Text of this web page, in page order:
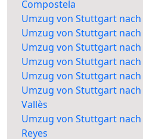
Compostela
Umzug von Stuttgart
Umzug von Stuttgart nach
Umzug von Stuttgart nach
Umzug von Stuttgart nach
Umzug von Stuttgart nach
Umzug von Stuttgart nach
Vallès
Umzug von Stuttgart nach
Reyes